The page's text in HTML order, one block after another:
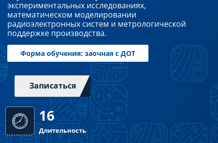
НИОКР
экспериментальных исследованиях,
математическом моделировании
радиоэлектронных систем и метрологической
поддержке производства.
Форма обучения: заочная с ДОТ
Записаться